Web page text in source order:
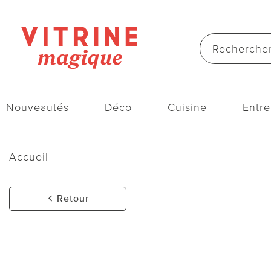
Nouveautés Déco Cuisine
Accueil
Retour